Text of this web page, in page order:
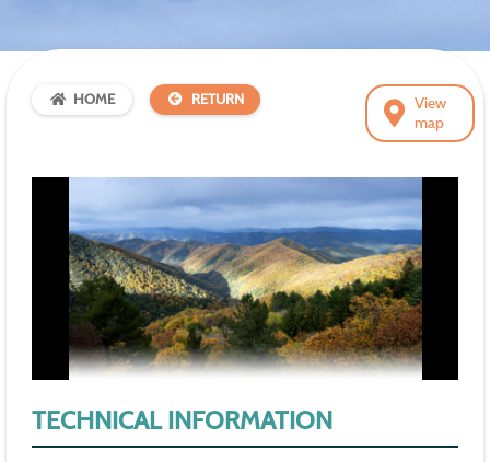
View
map
HOME RETURN
TECHNICAL INFORMATION